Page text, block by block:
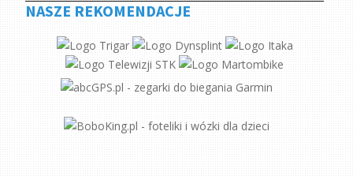
NASZE REKOMENDACJE